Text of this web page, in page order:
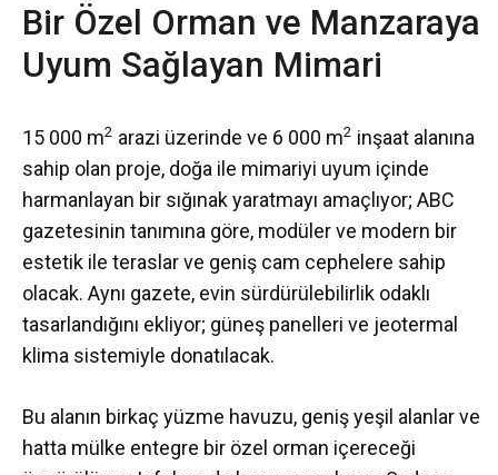
Bir Özel Orman ve Manzaraya
Uyum Sağlayan Mimari
15 000 m2 arazi üzerinde ve 6 000 m2 inşaat alanına
sahip olan proje, doğa ile mimariyi uyum içinde
harmanlayan bir sığınak yaratmayı amaçlıyor; ABC
gazetesinin tanımına göre, modüler ve modern bir
estetik ile teraslar ve geniş cam cephelere sahip
olacak. Aynı gazete, evin sürdürülebilirlik odaklı
tasarlandığını ekliyor; güneş panelleri ve jeotermal
klima sistemiyle donatılacak.
Bu alanın birkaç yüzme havuzu, geniş yeşil alanlar ve
hatta mülke entegre bir özel orman içereceği